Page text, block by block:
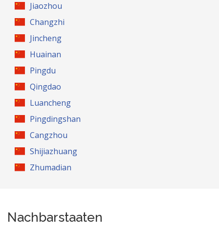
Jiaozhou
Changzhi
Jincheng
Huainan
Pingdu
Qingdao
Luancheng
Pingdingshan
Cangzhou
Shijiazhuang
Zhumadian
Nachbarstaaten